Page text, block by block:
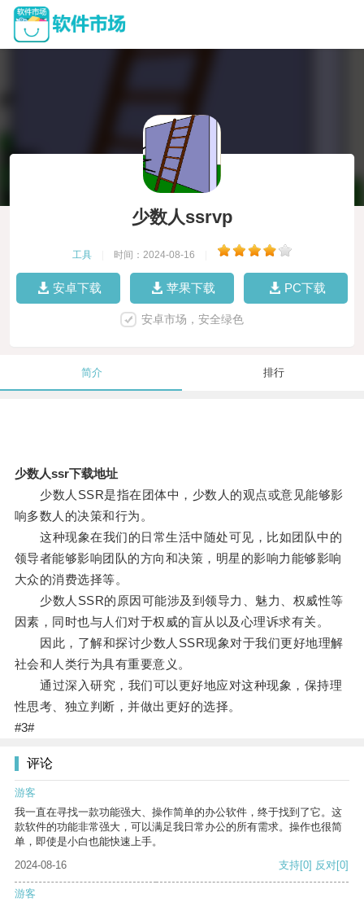
少数人ssrvp
工具 时间：2024-08-16
安卓下载 苹果下载 PC下载
安卓市场，安全绿色
简介 排行
少数人ssr下载地址
少数人SSR是指在团体中，少数人的观点或意见能够影
响多数人的决策和行为。
这种现象在我们的日常生活中随处可见，比如团队中的
领导者能够影响团队的方向和决策，明星的影响力能够影响
大众的消费选择等。
少数人SSR的原因可能涉及到领导力、魅力、权威性等
因素，同时也与人们对于权威的盲从以及心理诉求有关。
因此，了解和探讨少数人SSR现象对于我们更好地理解
社会和人类行为具有重要意义。
通过深入研究，我们可以更好地应对这种现象，保持理
性思考、独立判断，并做出更好的选择。
#3#
评论
游客
我一直在寻找一款功能强大、操作简单的办公软件，终于找到了它。这
款软件的功能非常强大，可以满足我日常办公的所有需求。操作也很简
单，即使是小白也能快速上手。
2024-08-16
支持[0] 反对[0]
游客